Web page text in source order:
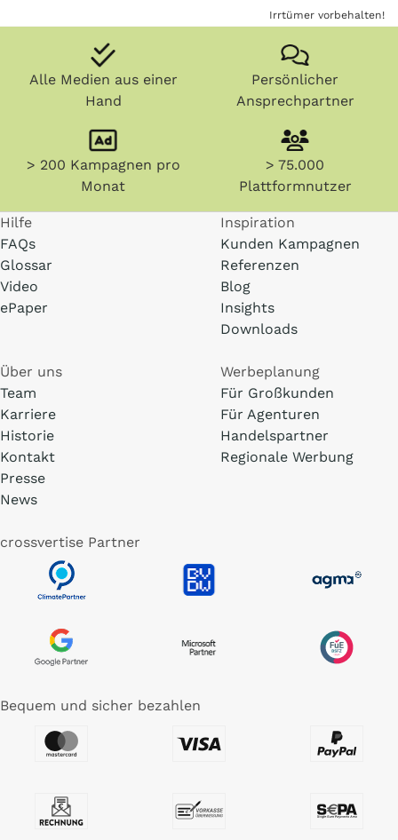
Irrtümer vorbehalten!
Alle Medien aus einer
Hand
Persönlicher
Ansprechpartner
> 200 Kampagnen pro
Monat
> 75.000
Plattformnutzer
Hilfe
FAQs
Glossar
Video
ePaper
Inspiration
Kunden Kampagnen
Referenzen
Blog
Insights
Downloads
Über uns
Team
Karriere
Historie
Kontakt
Presse
News
Werbeplanung
Für Großkunden
Für Agenturen
Handelspartner
Regionale Werbung
crossvertise Partner
Bequem und sicher bezahlen